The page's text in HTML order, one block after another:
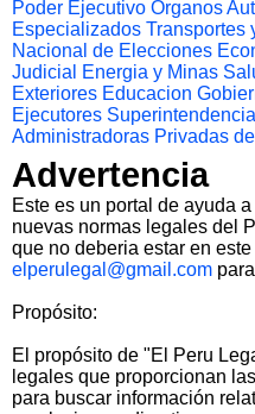
Poder Ejecutivo Organos
Especializados Transportes
Nacional de Elecciones
Judicial
Energia y Minas
Exteriores Educacion
Ejecutores
Administradoras Privadas
Advertencia
Este es un portal de ayuda
nuevas normas legales del
que no deberia estar en
elperulegal@gmail.com
Propósito:
El propósito de "El Peru
legales que proporcionan
para buscar información